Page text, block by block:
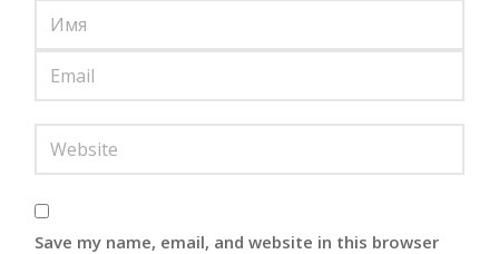
Save my name, email, and website in this browser